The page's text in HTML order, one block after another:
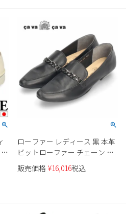
ローファー レディース 黒 本革
ビットローファー チェーン サ
ヴァサヴァ 3720495 ブラック
ローヒール 靴 撥水 屈曲 日本製
販売価格 ¥16,016税込